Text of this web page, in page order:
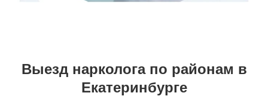
Выезд нарколога по районам в
Екатеринбурге